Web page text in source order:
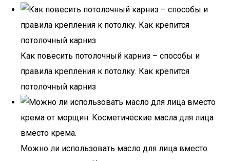
Как повесить потолочный карниз – способы и
правила крепления к потолку. Как крепится
потолочный карниз
Можно ли использовать масло для лица вместо